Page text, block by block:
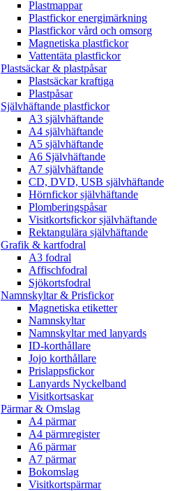
Plastmappar
Plastfickor energimärkning
Plastfickor vård och omsorg
Magnetiska plastfickor
Vattentäta plastfickor
Plastsäckar & plastpåsar
Plastsäckar kraftiga
Plastpåsar
Självhäftande plastfickor
A3 självhäftande
A4 självhäftande
A5 självhäftande
A6 Självhäftande
A7 självhäftande
CD, DVD, USB självhäftande
Hörnfickor självhäftande
Plomberingspåsar
Visitkortsfickor självhäftande
Rektangulära självhäftande
Grafik & kartfodral
A3 fodral
Affischfodral
Sjökortsfodral
Namnskyltar & Prisfickor
Magnetiska etiketter
Namnskyltar
Namnskyltar med lanyards
ID-korthållare
Jojo korthållare
Prislappsfickor
Lanyards Nyckelband
Visitkortsaskar
Pärmar & Omslag
A4 pärmar
A4 pärmregister
A6 pärmar
A7 pärmar
Bokomslag
Visitkortspärmar